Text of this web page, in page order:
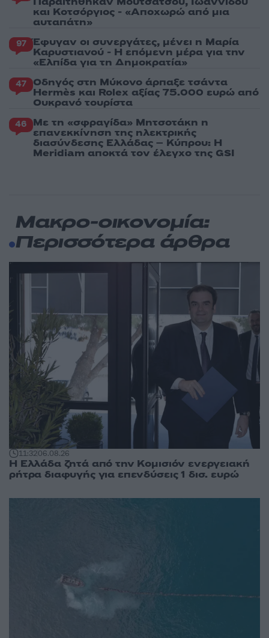
και Κοτσόργιος - «Αποχωρώ από μια
αυταπάτη»
97 Έφυγαν οι συνεργάτες, μένει η Μαρία
Καρυστιανού - Η επόμενη μέρα για την
«Ελπίδα για τη Δημοκρατία»
47 Οδηγός στη Μύκονο άρπαξε τσάντα
Hermès και Rolex αξίας 75.000 ευρώ από
Ουκρανό τουρίστα
46 Με τη «σφραγίδα» Μητσοτάκη η
επανεκκίνηση της ηλεκτρικής
διασύνδεσης Ελλάδας – Κύπρου: Η
Meridiam αποκτά τον έλεγχο της GSI
Μακρο-οικονομία:
Περισσότερα άρθρα
11:3206.08.26
Η Ελλάδα ζητά από την Κομισιόν ενεργειακή
ρήτρα διαφυγής για επενδύσεις 1 δισ. ευρώ